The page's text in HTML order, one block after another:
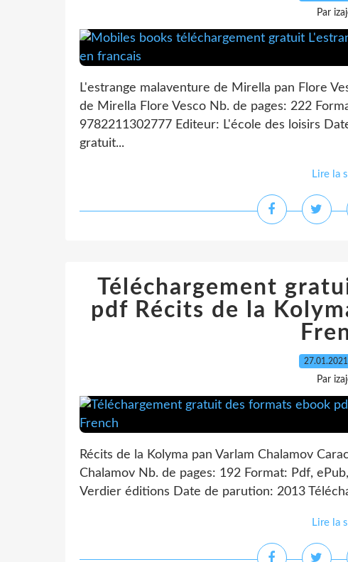
Par
L'estrange malaventure de Mirella pan Flore
de Mirella Flore Vesco Nb. de pages: 222
9782211302777 Editeur: L'école des loisirs
gratuit...
Lire la
Téléchargement
pdf Récits de la
27.01.2021
Par
Récits de la Kolyma pan Varlam Chalamov
Chalamov Nb. de pages: 192 Format: Pdf,
Verdier éditions Date de parution: 2013
Lire la